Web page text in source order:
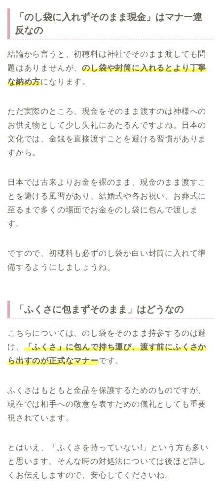
「のし袋に入れずそのまま現金」はマナー違
反なの
結論から言うと、初穂料は神社でそのまま渡しても問
題はありませんが、のし袋や封筒に入れるとより丁寧
な納め方になります。
ただ実際のところ、現金をそのまま渡すのは神様への
お供え物として少し失礼にあたるんですよね。日本の
文化では、金銭を直接渡すことを避ける習慣がありま
すから。
日本では古来よりお金を裸のまま、現金のまま渡すこ
とを避ける風習があり、結婚式や各お祝い、お葬式に
至るまで多くの場面でお金をのし袋に包んで渡しま
す。
ですので、初穂料も必ずのし袋か白い封筒に入れて準
備するようにしましょうね。
「ふくさに包まずそのまま」はどうなの
こちらについては、のし袋をそのまま持参するのは避
け、 「ふくさ」に包んで持ち運び、渡す前にふくさか
ら出すのが正式なマナーです。
ふくさはもともと金品を保護するためのものですが、
現在では相手への敬意を表すための儀礼としても重要
視されています。
とはいえ、「ふくさを持っていない!」という方も多い
と思います。そんな時の対処法については後ほど詳し
くお伝えしますので、安心してくださいね。